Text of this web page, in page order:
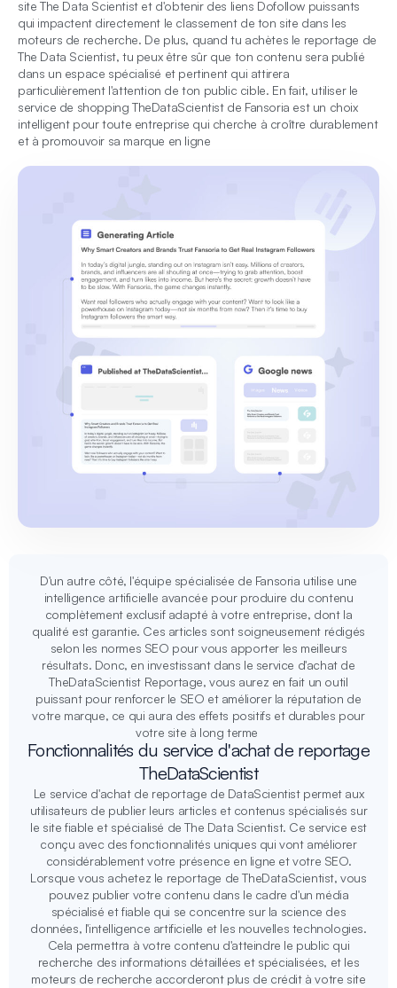
site The Data Scientist et d'obtenir des liens Dofollow puissants
qui impactent directement le classement de ton site dans les
moteurs de recherche. De plus, quand tu achètes le reportage de
The Data Scientist, tu peux être sûr que ton contenu sera publié
dans un espace spécialisé et pertinent qui attirera
particulièrement l'attention de ton public cible. En fait, utiliser le
service de shopping TheDataScientist de Fansoria est un choix
intelligent pour toute entreprise qui cherche à croître durablement
et à promouvoir sa marque en ligne
D'un autre côté, l'équipe spécialisée de Fansoria utilise une
intelligence artificielle avancée pour produire du contenu
complètement exclusif adapté à votre entreprise, dont la
qualité est garantie. Ces articles sont soigneusement rédigés
selon les normes SEO pour vous apporter les meilleurs
résultats. Donc, en investissant dans le service d'achat de
TheDataScientist Reportage, vous aurez en fait un outil
puissant pour renforcer le SEO et améliorer la réputation de
votre marque, ce qui aura des effets positifs et durables pour
votre site à long terme
Fonctionnalités du service d'achat de reportage
TheDataScientist
Le service d'achat de reportage de DataScientist permet aux
utilisateurs de publier leurs articles et contenus spécialisés sur
le site fiable et spécialisé de The Data Scientist. Ce service est
conçu avec des fonctionnalités uniques qui vont améliorer
considérablement votre présence en ligne et votre SEO.
Lorsque vous achetez le reportage de TheDataScientist, vous
pouvez publier votre contenu dans le cadre d'un média
spécialisé et fiable qui se concentre sur la science des
données, l'intelligence artificielle et les nouvelles technologies.
Cela permettra à votre contenu d'atteindre le public qui
recherche des informations détaillées et spécialisées, et les
moteurs de recherche accorderont plus de crédit à votre site